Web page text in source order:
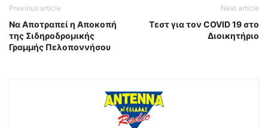
Previous article
Να Αποτραπεί η Αποκοπή
της Σιδηροδρομικής
Γραμμής Πελοποννήσου
Next article
Τεστ για τον COVID 19 στο
Διοικητήριο